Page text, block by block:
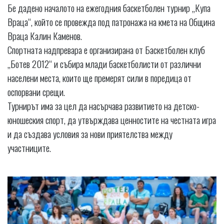
Бе дадено началото на ежегодния баскетболен турнир „Купа
Враца“, който се провежда под патронажа на кмета на Община
Враца Калин Каменов.
Спортната надпревара е организирана от Баскетболен клуб
„Ботев 2012“ и събира млади баскетболисти от различни
населени места, които ще премерят сили в поредица от
оспорвани срещи.
Турнирът има за цел да насърчава развитието на детско-
юношеския спорт, да утвърждава ценностите на честната игра
и да създава условия за нови приятелства между
участниците.